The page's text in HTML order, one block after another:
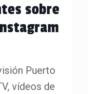
sobre
Puerto
vídeos de